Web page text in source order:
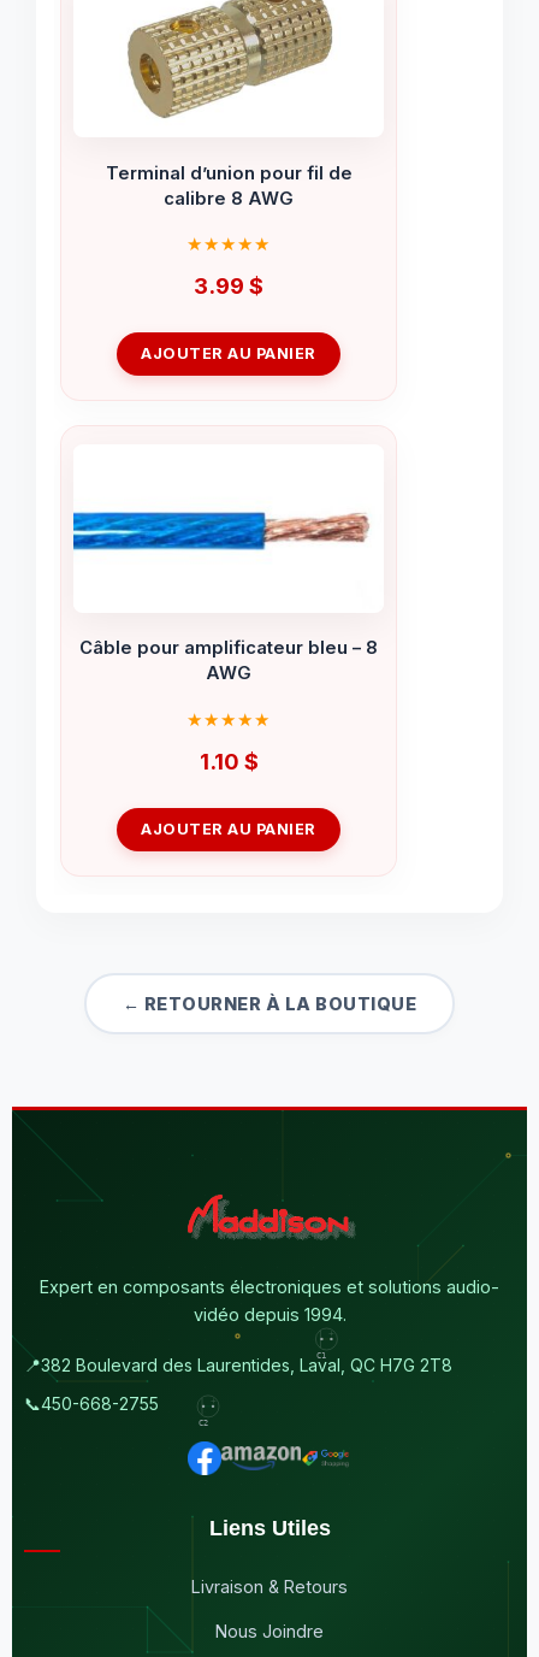
Terminal d’union pour fil de
calibre 8 AWG
3.99 $
AJOUTER AU PANIER
Câble pour amplificateur bleu – 8
AWG
1.10 $
AJOUTER AU PANIER
← RETOURNER À LA BOUTIQUE
Expert en composants électroniques et solutions audio-
vidéo depuis 1994.
📍382 Boulevard des Laurentides, Laval, QC H7G 2T8
📞450-668-2755
Liens Utiles
Livraison & Retours
Nous Joindre